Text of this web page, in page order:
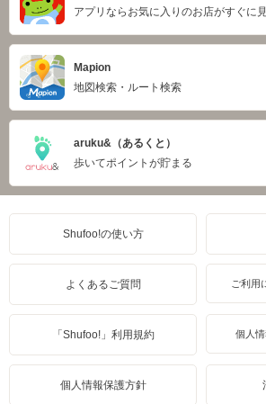
アプリならお気に入りのお店がすぐに
Mapion
地図検索・ルート検索
aruku&（あるくと）
歩いてポイントが貯まる
Shufoo!の使い方
よくあるご質問 ご利用
「Shufoo!」利用規約 個人
個人情報保護方針